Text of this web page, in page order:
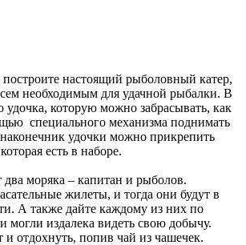
настоящий рыболовный катер,
необходимым для удачной рыбалки. В
удочка, которую можно забрасывать, как
специального механизма поднимать
удочки можно прикрепить
есть в наборе.
два моряка – капитан и рыболов.
жилеты, и тогда они будут в
А также дайте каждому из них по
издалека видеть свою добычу.
отдохнуть, попив чай из чашечек.